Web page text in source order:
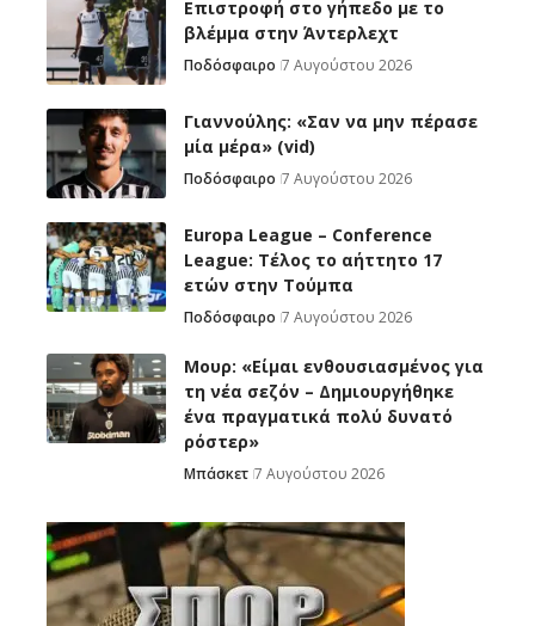
Επιστροφή στο γήπεδο με το
βλέμμα στην Άντερλεχτ
Ποδόσφαιρο 7 Αυγούστου 2026
Γιαννούλης: «Σαν να μην πέρασε
μία μέρα» (vid)
Ποδόσφαιρο 7 Αυγούστου 2026
Europa League – Conference
League: Τέλος το αήττητο 17
ετών στην Τούμπα
Ποδόσφαιρο 7 Αυγούστου 2026
Μουρ: «Είμαι ενθουσιασμένος για
τη νέα σεζόν – Δημιουργήθηκε
ένα πραγματικά πολύ δυνατό
ρόστερ»
Μπάσκετ 7 Αυγούστου 2026